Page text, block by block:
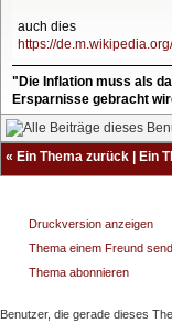
auch dies
https://
"Die Inflation muss als
Ersparnisse gebracht
« Ein Thema zurück | Ein
Druckversion anzeigen
Thema einem Freund
Thema abonnieren
Benutzer, die gerade dieses